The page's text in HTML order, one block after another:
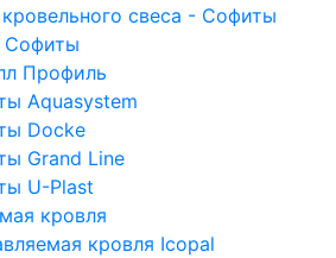
свеса - Софиты
Софиты
Профиль
Aquasystem
Docke
Grand Line
U-Plast
кровля
кровля Icopal